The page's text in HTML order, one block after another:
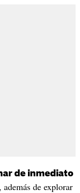
de inmediato
además de explorar